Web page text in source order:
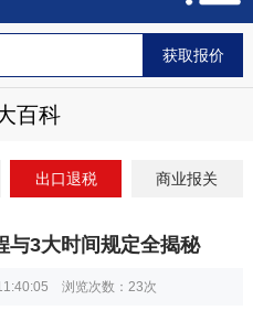
百科
出口退税 商业报关
与3大时间规定全揭秘
浏览次数： 23次